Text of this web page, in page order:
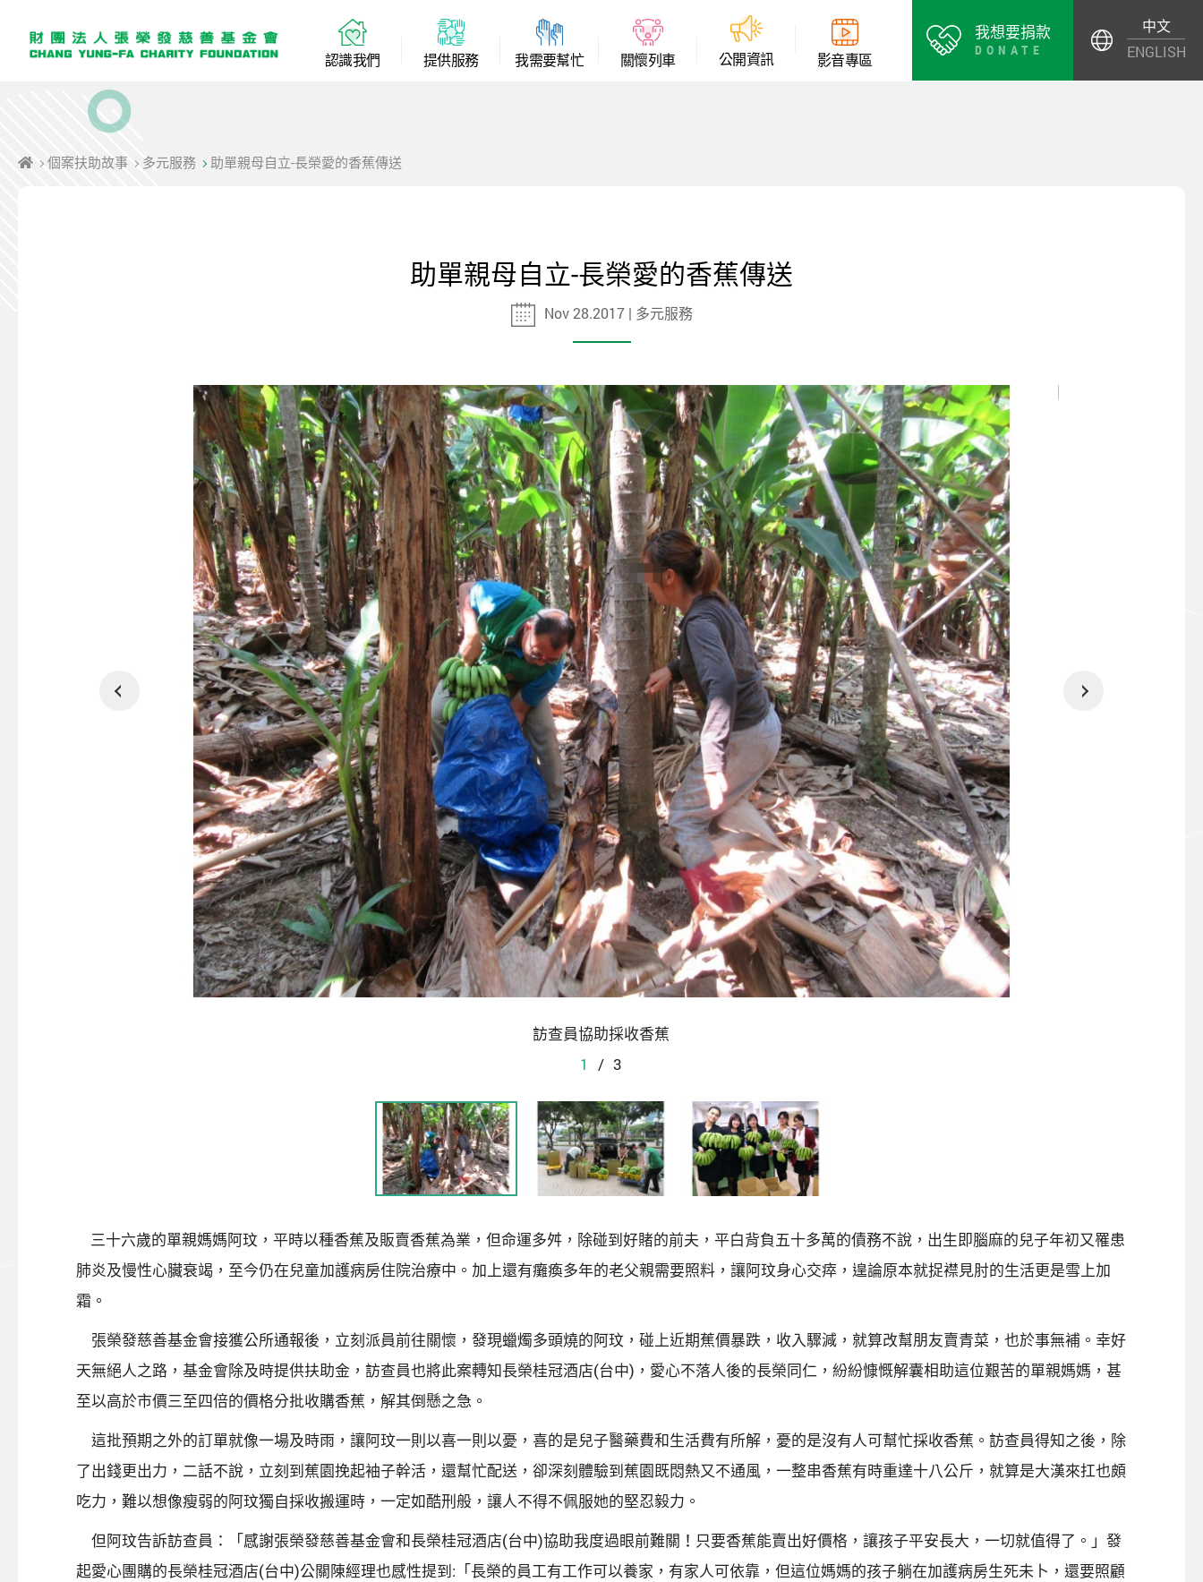
認識我們 提供服務 我需要幫忙 關懷列車 公開資訊 影音專區
我想要捐款
DONATE
中文
ENGLISH
個案扶助故事 多元服務 助單親母自立-長榮愛的香蕉傳送
助單親母自立-長榮愛的香蕉傳送
Nov 28.2017 | 多元服務
訪查員協助採收香蕉
1
/ 3
三十六歲的單親媽媽阿玟，平時以種香蕉及販賣香蕉為業，但命運多舛，除碰到好賭的前夫，平白背負五十多萬的債務不說，出生即腦麻的兒子年初又罹患
肺炎及慢性心臟衰竭，至今仍在兒童加護病房住院治療中。加上還有癱瘓多年的老父親需要照料，讓阿玟身心交瘁，遑論原本就捉襟見肘的生活更是雪上加
霜。
張榮發慈善基金會接獲公所通報後，立刻派員前往關懷，發現蠟燭多頭燒的阿玟，碰上近期蕉價暴跌，收入驟減，就算改幫朋友賣青菜，也於事無補。幸好
天無絕人之路，基金會除及時提供扶助金，訪查員也將此案轉知長榮桂冠酒店(台中)，愛心不落人後的長榮同仁，紛紛慷慨解囊相助這位艱苦的單親媽媽，甚
至以高於市價三至四倍的價格分批收購香蕉，解其倒懸之急。
這批預期之外的訂單就像一場及時雨，讓阿玟一則以喜一則以憂，喜的是兒子醫藥費和生活費有所解，憂的是沒有人可幫忙採收香蕉。訪查員得知之後，除
了出錢更出力，二話不說，立刻到蕉園挽起袖子幹活，還幫忙配送，卻深刻體驗到蕉園既悶熱又不通風，一整串香蕉有時重達十八公斤，就算是大漢來扛也頗
吃力，難以想像瘦弱的阿玟獨自採收搬運時，一定如酷刑般，讓人不得不佩服她的堅忍毅力。
但阿玟告訴訪查員：「感謝張榮發慈善基金會和長榮桂冠酒店(台中)協助我度過眼前難關！只要香蕉能賣出好價格，讓孩子平安長大，一切就值得了。」發
起愛心團購的長榮桂冠酒店(台中)公關陳經理也感性提到:「長榮的員工有工作可以養家，有家人可依靠，但這位媽媽的孩子躺在加護病房生死未卜，還要照顧